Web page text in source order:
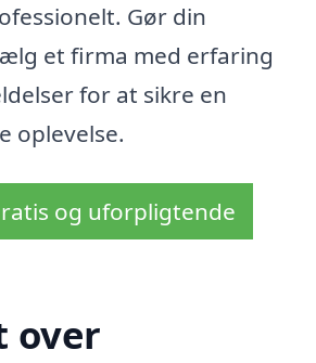
Gør din
et firma med erfaring
for at sikre en
oplevelse.
og uforpligtende
over